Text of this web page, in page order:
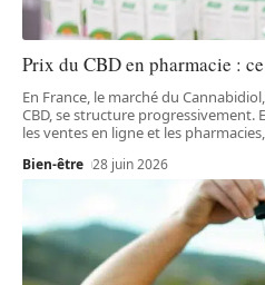
Prix du CBD en pharmacie :
En France, le marché du
CBD, se structure progressivement.
les ventes en ligne et les pharmacies,
Bien-être 28 juin 2026